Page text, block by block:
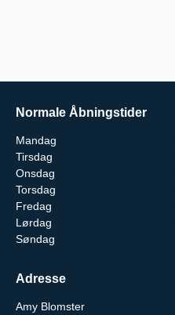
Normale Åbningstider
Mandag
Tirsdag
Onsdag
Torsdag
Fredag
Lørdag
Søndag
Adresse
Amy Blomster